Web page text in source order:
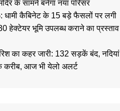
के सामने बनेगा नया परिसर
धामी कैबिनेट के 15 बड़े फैसलों पर लगी
हेक्टेयर भूमि उपलब्ध कराने का प्रस्ताव
का कहर जारी: 132 सड़कें बंद, नदियां
करीब, आज भी येलो अलर्ट